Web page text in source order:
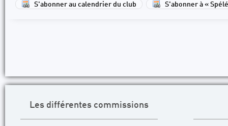
S'abonner au calendrier du club S'abonner à «
Les différentes commissions